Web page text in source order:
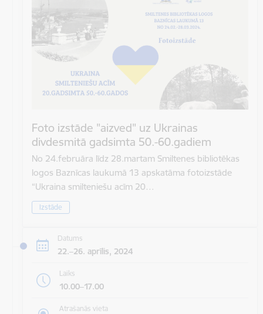
Foto izstāde "aizved" uz Ukrainas
divdesmitā gadsimta 50.-60.gadiem
No 24.februāra līdz 28.martam Smiltenes bibliotēkas
logos Baznīcas laukumā 13 apskatāma fotoizstāde
“Ukraina smilteniešu acīm 20…
Izstāde
Datums
22.–26. aprīlis, 2024
Laiks
10.00–17.00
Atrašanās vieta